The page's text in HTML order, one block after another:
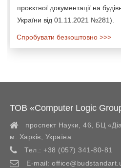
проєктної документації на
України від 01.11.2021 №281).
Спробувати безкоштовно >>>
ТОВ «Computer Logic
проспект Науки, 46, БЦ
м. Харків
Україна
Тел.: +38 (057) 341-80-81
E-mail: